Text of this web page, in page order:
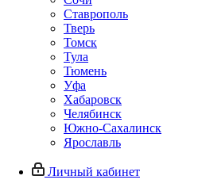
Ставрополь
Тверь
Томск
Тула
Тюмень
Уфа
Хабаровск
Челябинск
Южно-Сахалинск
Ярославль
Личный кабинет